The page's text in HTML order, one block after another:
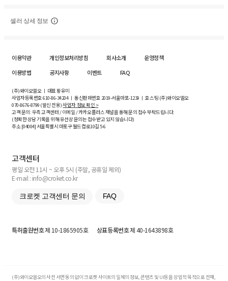
셀러 상세 정보
이용약관 개인정보처리방침 회사소개
운영정책
이용방법
공지사항 이벤트 FAQ
(주)와이오엘오 ㅣ 대표 황유미
사업자등록번호610-86-34204ㅣ 통신판매번호 2019-서울마포-1239 ㅣ 호스팅 (주)와이오엘오
070-8676-8799 (발신 전용)사업자 정보 확인 >
고객 문의: 우측 고객센터 / 이메일 / 카카오플러스 채널을 통해 문의 접수 부탁드립니다.
(정확한 상담 기록을 위해 유선상 문의는 접수받고 있지 않습니다)
주소 [04004] 서울특별시 마포구 월드컵로10길5-6
고객센터
평일 오전 11시 ~ 오후 5시 (주말, 공휴일 제외)
E-mail : info@croket.co.kr
크로켓 고객센터 문의 FAQ
특허출원번호제 10-1865905호 상표등록번호제 40-1643898호
(주)와이오엘오의 사전 서면 동의 없이 크로켓 사이트의 일체의 정보, 콘텐츠 및 UI등을 상업적 목적으로 전재,